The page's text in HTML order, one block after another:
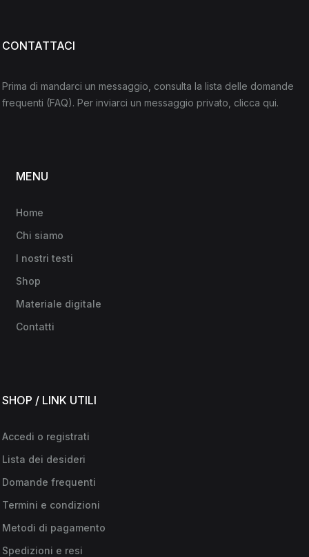
CONTATTACI
Prima di mandarci un messaggio, consulta la lista delle domande
frequenti (FAQ). Per inviarci un messaggio privato, clicca qui.
MENU
Home
Chi siamo
I nostri testi
Shop
Materiale digitale
Contatti
SHOP / LINK UTILI
Accedi o registrati
Lista dei desideri
Domande frequenti
Termini e condizioni
Metodi di pagamento
Spedizioni e resi